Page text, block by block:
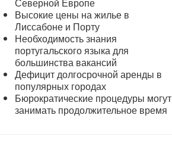
Высокие цены на жилье в
Лиссабоне и Порту
Необходимость знания
португальского языка для
большинства вакансий
Дефицит долгосрочной аренды в
популярных городах
Бюрократические процедуры могут
занимать продолжительное время